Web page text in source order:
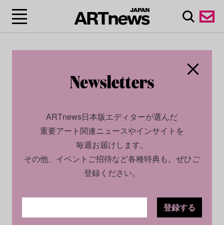
2024.05.10
ARTnews日本版エディターが選んだ
重要アート関連ニュースやインサイトを
毎週お届けします。
その他、イベントご招待など各種特典も。ぜひご
登録ください。
登録する